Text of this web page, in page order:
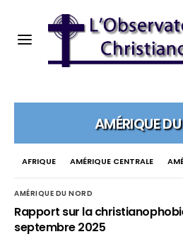
AMÉRIQUE
AFRIQUE AMÉRIQUE CENTRALE
AMÉRIQUE DU NORD
Rapport sur la
septembre 2025